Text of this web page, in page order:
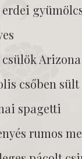
csülök
csőben
spagetti
rumos